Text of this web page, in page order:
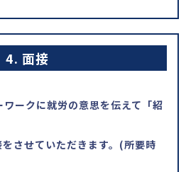
4. 面接
ークに就労の意思を伝えて「紹
させていただきます。(所要時